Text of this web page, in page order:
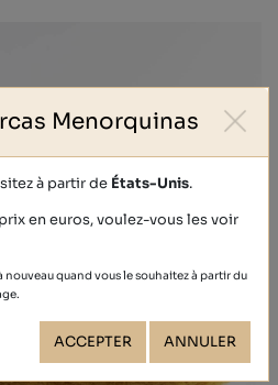
Menorquinas
à partir de États-Unis.
en euros, voulez-vous les voir
quand vous le souhaitez à partir du
ACCEPTER ANNULER